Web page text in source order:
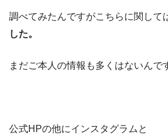
調べてみたんですがこちらに関して
した。
まだご本人の情報も多くはないんで
公式HPの他にインスタグラムと